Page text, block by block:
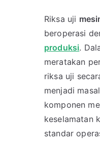
Riksa uji
beroperasi
produksi.
meratakan
riksa uji
menjadi
komponen
keselamatan
standar